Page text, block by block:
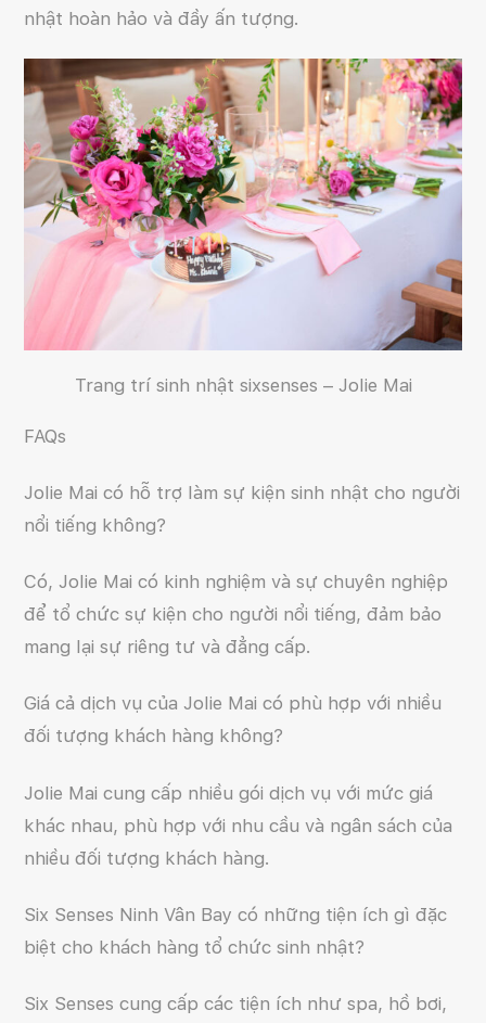
nhật hoàn hảo và đầy ấn tượng.
Trang trí sinh nhật sixsenses – Jolie Mai
FAQs
Jolie Mai có hỗ trợ làm sự kiện sinh nhật cho người
nổi tiếng không?
Có, Jolie Mai có kinh nghiệm và sự chuyên nghiệp
để tổ chức sự kiện cho người nổi tiếng, đảm bảo
mang lại sự riêng tư và đẳng cấp.
Giá cả dịch vụ của Jolie Mai có phù hợp với nhiều
đối tượng khách hàng không?
Jolie Mai cung cấp nhiều gói dịch vụ với mức giá
khác nhau, phù hợp với nhu cầu và ngân sách của
nhiều đối tượng khách hàng.
Six Senses Ninh Vân Bay có những tiện ích gì đặc
biệt cho khách hàng tổ chức sinh nhật?
Six Senses cung cấp các tiện ích như spa, hồ bơi,